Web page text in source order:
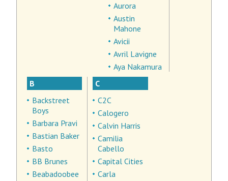
Aurora
Austin
Mahone
Avicii
Avril Lavigne
Aya Nakamura
B
Backstreet
Boys
Barbara Pravi
Bastian Baker
Basto
BB Brunes
Beabadoobee
C
C2C
Calogero
Calvin Harris
Camilia
Cabello
Capital Cities
Carla